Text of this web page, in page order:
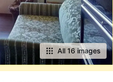
All 16 images